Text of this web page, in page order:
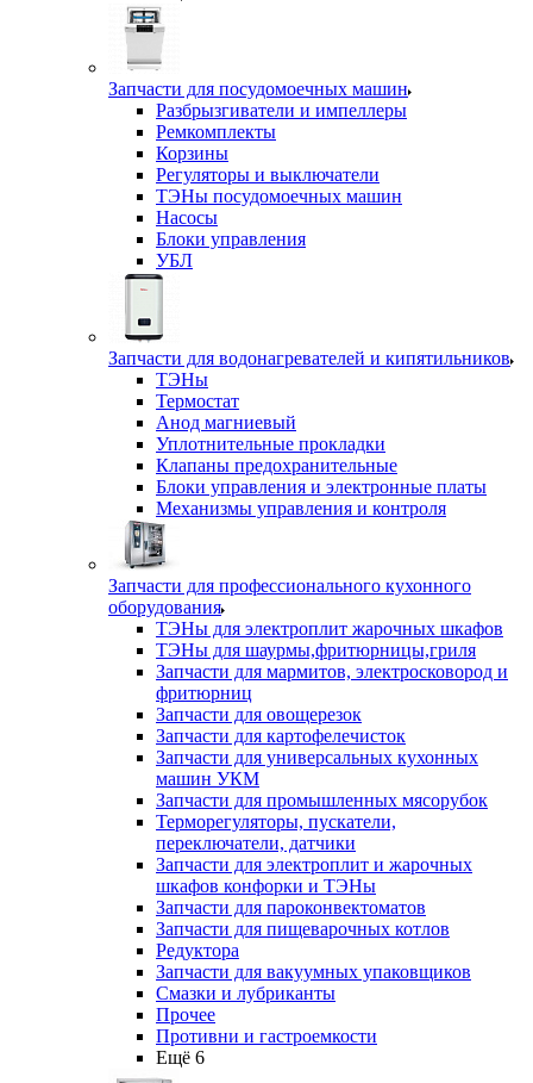
Запчасти для посудомоечных машин
Разбрызгиватели и импеллеры
Ремкомплекты
Корзины
Регуляторы и выключатели
ТЭНы посудомоечных машин
Насосы
Блоки управления
УБЛ
Запчасти для водонагревателей и кипятильников
ТЭНы
Термостат
Анод магниевый
Уплотнительные прокладки
Клапаны предохранительные
Блоки управления и электронные платы
Механизмы управления и контроля
Запчасти для профессионального кухонного
оборудования
ТЭНы для электроплит жарочных шкафов
ТЭНы для шаурмы,фритюрницы,гриля
Запчасти для мармитов, электросковород и
фритюрниц
Запчасти для овощерезок
Запчасти для картофелечисток
Запчасти для универсальных кухонных
машин УКМ
Запчасти для промышленных мясорубок
Терморегуляторы, пускатели,
переключатели, датчики
Запчасти для электроплит и жарочных
шкафов конфорки и ТЭНы
Запчасти для пароконвектоматов
Запчасти для пищеварочных котлов
Редуктора
Запчасти для вакуумных упаковщиков
Смазки и лубриканты
Прочее
Противни и гастроемкости
Ещё 6